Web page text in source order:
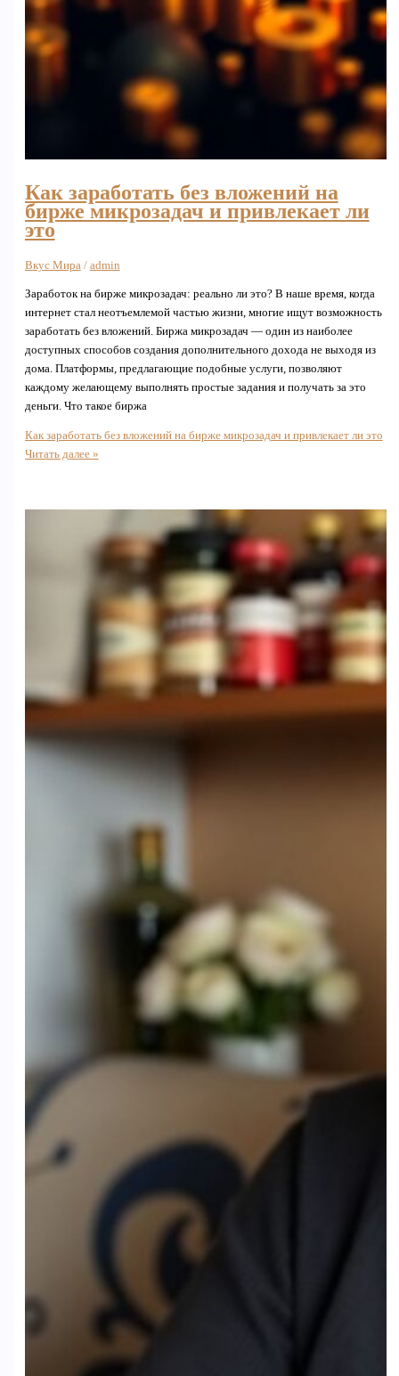
Как заработать без вложений на
бирже микрозадач и привлекает ли
это
Вкус Мира / admin
Заработок на бирже микрозадач: реально ли это? В наше время, когда
интернет стал неотъемлемой частью жизни, многие ищут возможность
заработать без вложений. Биржа микрозадач — один из наиболее
доступных способов создания дополнительного дохода не выходя из
дома. Платформы, предлагающие подобные услуги, позволяют
каждому желающему выполнять простые задания и получать за это
деньги. Что такое биржа
Как заработать без вложений на бирже микрозадач и привлекает ли это
Читать далее »